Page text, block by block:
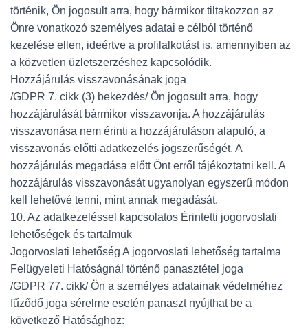
történik, Ön jogosult arra, hogy bármikor tiltakozzon az
Önre vonatkozó személyes adatai e célból történő
kezelése ellen, ideértve a profilalkotást is, amennyiben az
a közvetlen üzletszerzéshez kapcsolódik.
Hozzájárulás visszavonásának joga
/GDPR 7. cikk (3) bekezdés/ Ön jogosult arra, hogy
hozzájárulását bármikor visszavonja. A hozzájárulás
visszavonása nem érinti a hozzájáruláson alapuló, a
visszavonás előtti adatkezelés jogszerűségét. A
hozzájárulás megadása előtt Önt erről tájékoztatni kell. A
hozzájárulás visszavonását ugyanolyan egyszerű módon
kell lehetővé tenni, mint annak megadását.
10. Az adatkezeléssel kapcsolatos Érintetti jogorvoslati
lehetőségek és tartalmuk
Jogorvoslati lehetőség A jogorvoslati lehetőség tartalma
Felügyeleti Hatóságnál történő panasztétel joga
/GDPR 77. cikk/ Ön a személyes adatainak védelméhez
fűződő joga sérelme esetén panaszt nyújthat be a
következő Hatósághoz: